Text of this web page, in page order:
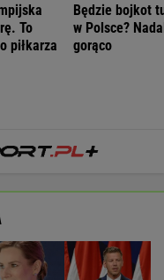
To
piłkarza
Będzie bojkot
w Polsce?
gorąco